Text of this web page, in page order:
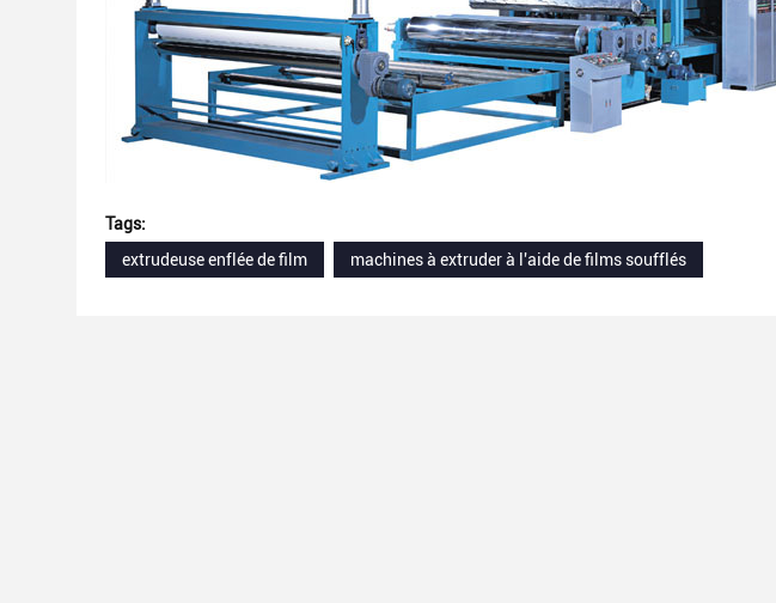
Tags:
extrudeuse enflée de film
machines à extruder à l'aide de films soufflés